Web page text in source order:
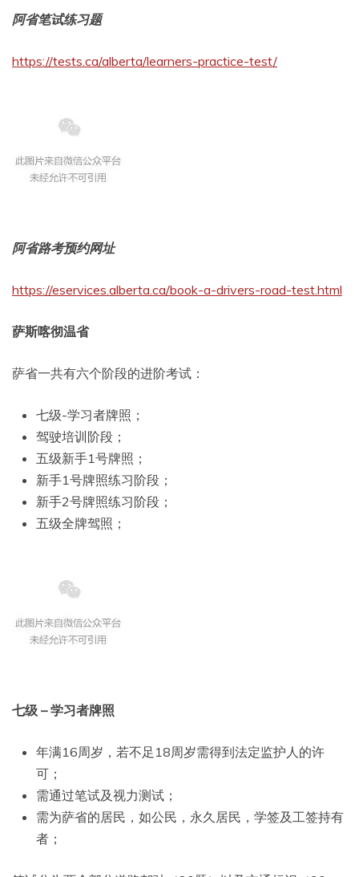
阿省笔试练习题
https://tests.ca/alberta/learners-practice-test/
阿省路考预约网址
https://eservices.alberta.ca/book-a-drivers-road-test.html
萨斯喀彻温省
萨省一共有六个阶段的进阶考试：
七级-学习者牌照；
驾驶培训阶段；
五级新手1号牌照；
新手1号牌照练习阶段；
新手2号牌照练习阶段；
五级全牌驾照；
七级 – 学习者牌照
年满16周岁，若不足18周岁需得到法定监护人的许
可；
需通过笔试及视力测试；
需为萨省的居民，如公民，永久居民，学签及工签持有
者；